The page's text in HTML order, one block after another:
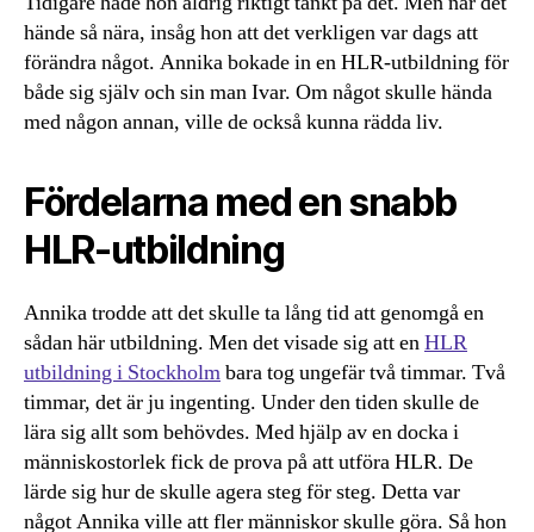
hände så nära, insåg hon att det verkligen var dags att
förändra något. Annika bokade in en HLR-utbildning för
både sig själv och sin man Ivar. Om något skulle hända
med någon annan, ville de också kunna rädda liv.
Fördelarna med en snabb
HLR-utbildning
Annika trodde att det skulle ta lång tid att genomgå en
sådan här utbildning. Men det visade sig att enHLR
utbildning i Stockholmbara tog ungefär två timmar. Två
timmar, det är ju ingenting. Under den tiden skulle de
lära sig allt som behövdes. Med hjälp av en docka i
människostorlek fick de prova på att utföra HLR. De
lärde sig hur de skulle agera steg för steg. Detta var
något Annika ville att fler människor skulle göra. Så hon